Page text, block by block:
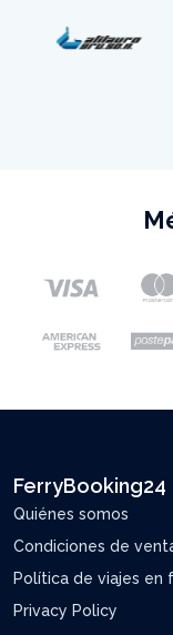
FerryBooking24
Quiénes somos
Condiciones de
Política de viajes en
Privacy Policy